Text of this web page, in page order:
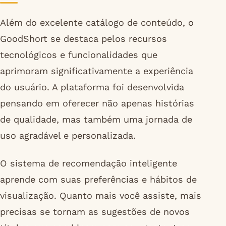
Além do excelente catálogo de conteúdo, o
GoodShort se destaca pelos recursos
tecnológicos e funcionalidades que
aprimoram significativamente a experiência
do usuário. A plataforma foi desenvolvida
pensando em oferecer não apenas histórias
de qualidade, mas também uma jornada de
uso agradável e personalizada.
O sistema de recomendação inteligente
aprende com suas preferências e hábitos de
visualização. Quanto mais você assiste, mais
precisas se tornam as sugestões de novos